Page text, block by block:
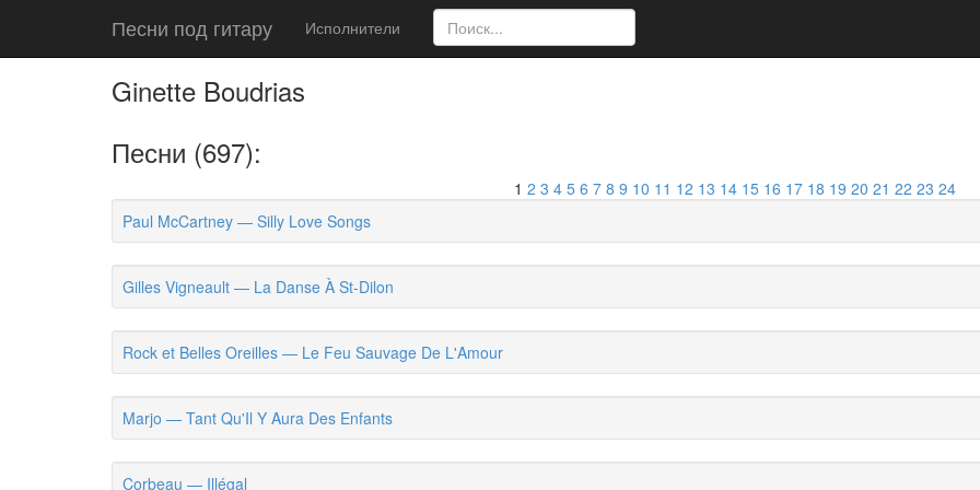
Песни под гитару Исполнители
Ginette Boudrias
Песни (697):
1 2 3 4 5 6 7 8 9 10 11 12 13 14 15 16 17 18 19 20 21 22 23 24
Paul McCartney — Silly Love Songs
Gilles Vigneault — La Danse À St-Dilon
Rock et Belles Oreilles — Le Feu Sauvage De L'Amour
Marjo — Tant Qu'Il Y Aura Des Enfants
Corbeau — Illégal